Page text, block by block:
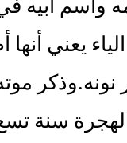
يعني
سنة